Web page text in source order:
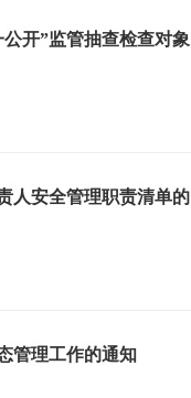
开”监管抽查检查对象
人安全管理职责清单的
管理工作的通知